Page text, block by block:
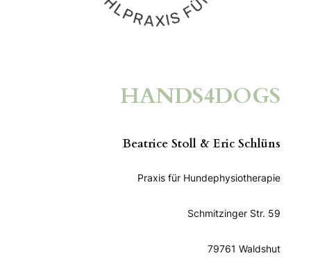
HANDS4DOGS
Beatrice Stoll & Eric Schlüns
Praxis für Hundephysiotherapie
Schmitzinger Str. 59
79761 Waldshut